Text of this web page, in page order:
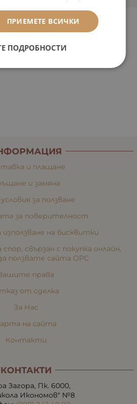
и плащане
и замяна
за ползване
за поверителност
на бисквитки
свързан с покупка онлайн,
ползвате сайта ОРС
права
от сделка
За Нас
на сайта
Контакти
КОНТАКТИ
Загора, Пк. 6000,
Икономов" №8
ПРИЕМЕТЕ ВСИЧКИ
ПОДРОБНОСТИ